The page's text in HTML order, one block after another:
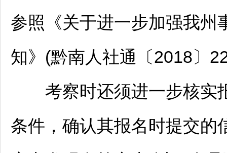
参照《关于进一步加强我州
知》(黔南人社通〔2018〕
考察时还须进一步核实
条件，确认其报名时提交的